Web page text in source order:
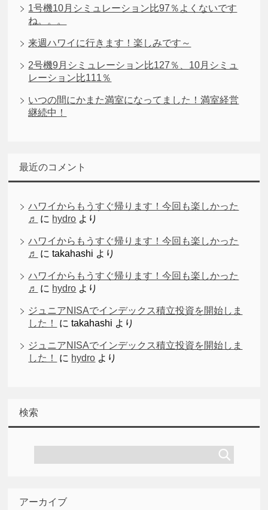
1号機10月シミュレーション比97％よくないです
ね。。。
来週ハワイに行きます！楽しみです～
2号機9月シミュレーション比127％、10月シミュ
レーション比111％
いつの間にかまた満室になってました！満室経営
継続中！
最近のコメント
ハワイからもうすぐ帰ります！今回も楽しかった
♬
に hydro より
ハワイからもうすぐ帰ります！今回も楽しかった
♬
にtakahashi より
ハワイからもうすぐ帰ります！今回も楽しかった
♬
に hydro より
ジュニアNISAでインデックス積立投資を開始しま
した！
にtakahashi より
ジュニアNISAでインデックス積立投資を開始しま
した！
に hydro より
検索
アーカイブ